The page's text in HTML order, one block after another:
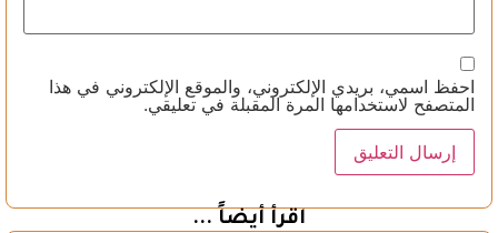
احفظ اسمي، بريدي الإلكتروني، والموقع الإلكتروني في هذا
المتصفح لاستخدامها المرة المقبلة في تعليقي.
اقرأ أيضاً ...